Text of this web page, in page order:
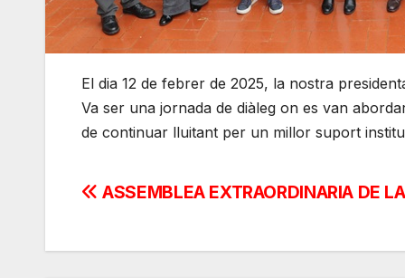
El dia 12 de febrer de 2025, la nostra
Va ser una jornada de diàleg on es van
de continuar lluitant per un millor suport
Navegación
ASSEMBLEA EXTRAORDINARIA DE